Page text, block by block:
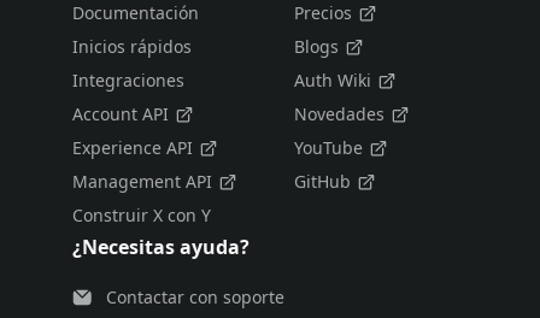
Documentación
Inicios rápidos
Integraciones
Account API
Experience API
Management API
Construir X con Y
Precios
Blogs
Auth Wiki
Novedades
YouTube
GitHub
¿Necesitas ayuda?
Contactar con soporte